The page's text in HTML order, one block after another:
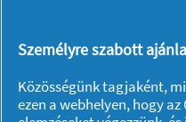
Személyre szabott
Közösségünk tagjaként,
ezen a webhelyen, hogy